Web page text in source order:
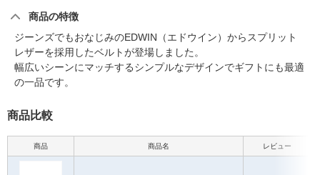
商品の特徴
ジーンズでもおなじみのEDWIN（エドウイン）からスプリット
レザーを採用したベルトが登場しました。
幅広いシーンにマッチするシンプルなデザインでギフトにも最適
の一品です。
商品比較
商品 商品名 レビュー